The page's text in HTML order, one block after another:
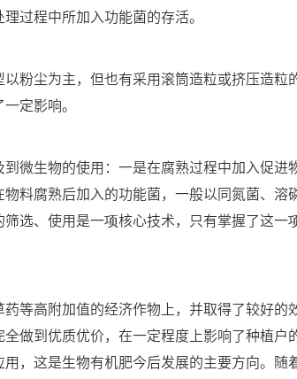
过程中所加入功能菌的存活。
粉尘为主，但也有采用滚筒造粒或挤压造粒
定影响。
微生物的使用：一是在腐熟过程中加入促
料腐熟后加入的功能菌，一般以同氮菌、
选、使用是一项核心技术，只有掌握了这
药等高附加值的经济作物上，并取得了较好
做到优质优价，在一定程度上影响了种植
，这是生物有机肥今后发展的主要方向。